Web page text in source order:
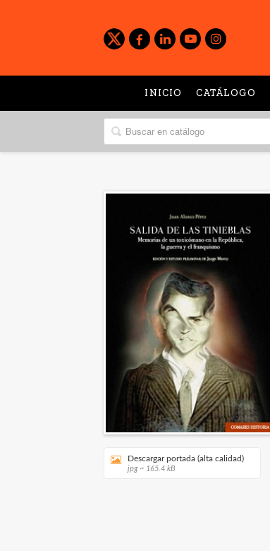
INICIO CATÁLOGO
Descargar portada (alta calidad)
jpg ~ 165.4 kB